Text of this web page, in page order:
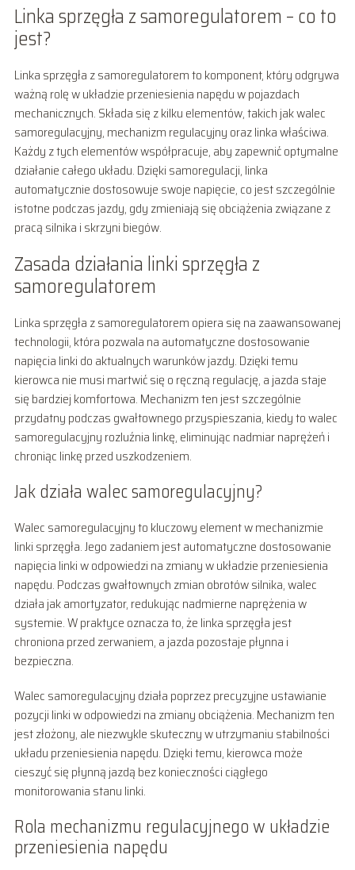
Linka sprzęgła z samoregulatorem – co to
jest?
Linka sprzęgła z samoregulatorem to komponent, który odgrywa
ważną rolę w układzie przeniesienia napędu w pojazdach
mechanicznych. Składa się z kilku elementów, takich jak walec
samoregulacyjny, mechanizm regulacyjny oraz linka właściwa.
Każdy z tych elementów współpracuje, aby zapewnić optymalne
działanie całego układu. Dzięki samoregulacji, linka
automatycznie dostosowuje swoje napięcie, co jest szczególnie
istotne podczas jazdy, gdy zmieniają się obciążenia związane z
pracą silnika i skrzyni biegów.
Zasada działania linki sprzęgła z
samoregulatorem
Linka sprzęgła z samoregulatorem opiera się na zaawansowanej
technologii, która pozwala na automatyczne dostosowanie
napięcia linki do aktualnych warunków jazdy. Dzięki temu
kierowca nie musi martwić się o ręczną regulację, a jazda staje
się bardziej komfortowa. Mechanizm ten jest szczególnie
przydatny podczas gwałtownego przyspieszania, kiedy to walec
samoregulacyjny rozluźnia linkę, eliminując nadmiar naprężeń i
chroniąc linkę przed uszkodzeniem.
Jak działa walec samoregulacyjny?
Walec samoregulacyjny to kluczowy element w mechanizmie
linki sprzęgła. Jego zadaniem jest automatyczne dostosowanie
napięcia linki w odpowiedzi na zmiany w układzie przeniesienia
napędu. Podczas gwałtownych zmian obrotów silnika, walec
działa jak amortyzator, redukując nadmierne naprężenia w
systemie. W praktyce oznacza to, że linka sprzęgła jest
chroniona przed zerwaniem, a jazda pozostaje płynna i
bezpieczna.
Walec samoregulacyjny działa poprzez precyzyjne ustawianie
pozycji linki w odpowiedzi na zmiany obciążenia. Mechanizm ten
jest złożony, ale niezwykle skuteczny w utrzymaniu stabilności
układu przeniesienia napędu. Dzięki temu, kierowca może
cieszyć się płynną jazdą bez konieczności ciągłego
monitorowania stanu linki.
Rola mechanizmu regulacyjnego w układzie
przeniesienia napędu